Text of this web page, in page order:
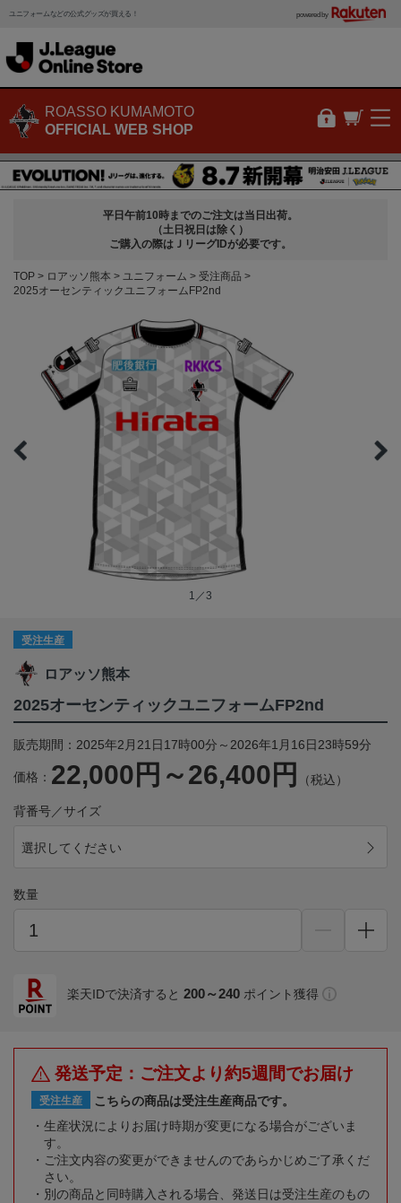
ユニフォームなどの公式グッズが買える！ powered by
ROASSO KUMAMOTO
OFFICIAL WEB SHOP
平日午前10時までのご注文は当日出荷。
（土日祝日は除く）
ご購入の際はＪリーグIDが必要です。
TOP ロアッソ熊本 ユニフォーム
受注商品
2025オーセンティックユニフォームFP2nd
1／3
受注生産
ロアッソ熊本
2025オーセンティックユニフォームFP2nd
販売期間：2025年2月21日17時00分～2026年1月16日23時59分
価格： 22,000円～26,400円 （税込）
背番号／サイズ
選択してください
数量
楽天IDで決済すると 200～240 ポイント獲得
発送予定：ご注文より約5週間でお届け
受注生産
こちらの商品は受注生産商品です。
生産状況によりお届け時期が変更になる場合がございま
す。
ご注文内容の変更ができませんのであらかじめご了承くだ
さい。
別の商品と同時購入される場合、発送日は受注生産のもの